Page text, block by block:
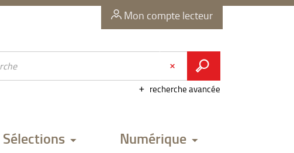
Mon compte lecteur
recherche avancée
Sélections Numérique